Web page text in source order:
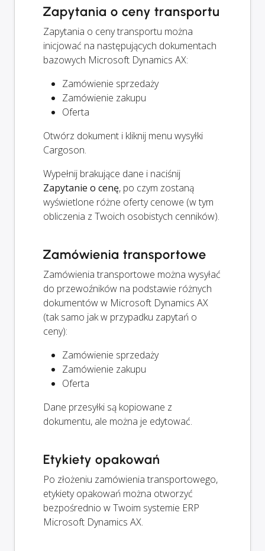
Zapytania o ceny transportu
Zapytania o ceny transportu można
inicjować na następujących dokumentach
bazowych Microsoft Dynamics AX:
Zamówienie sprzedaży
Zamówienie zakupu
Oferta
Otwórz dokument i kliknij menu wysyłki
Cargoson.
Wypełnij brakujące dane i naciśnij
Zapytanie o cenę, po czym zostaną
wyświetlone różne oferty cenowe (w tym
obliczenia z Twoich osobistych cenników).
Zamówienia transportowe
Zamówienia transportowe można wysyłać
do przewoźników na podstawie różnych
dokumentów w Microsoft Dynamics AX
(tak samo jak w przypadku zapytań o
ceny):
Zamówienie sprzedaży
Zamówienie zakupu
Oferta
Dane przesyłki są kopiowane z
dokumentu, ale można je edytować.
Etykiety opakowań
Po złożeniu zamówienia transportowego,
etykiety opakowań można otworzyć
bezpośrednio w Twoim systemie ERP
Microsoft Dynamics AX.